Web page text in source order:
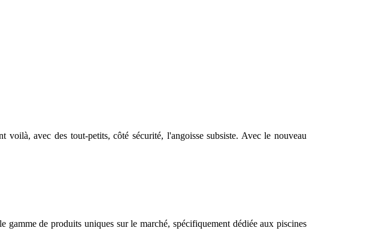
avec des tout-petits, côté sécurité, l'angoisse subsiste. Avec le nouveau
de produits uniques sur le marché, spécifiquement dédiée aux piscines